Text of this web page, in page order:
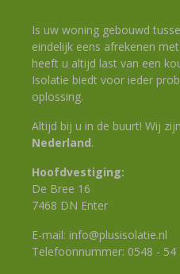
Is uw woning gebouwd
eindelijk eens afrekenen
heeft u altijd last van een
Isolatie biedt voor ieder
oplossing.
Altijd bij u in de buurt! Wij zijn
Nederland.
Hoofdvestiging:
De Bree 16
7468 DN Enter
E-mail: info@plusisolatie.nl
Telefoonnummer: 0548 - 54